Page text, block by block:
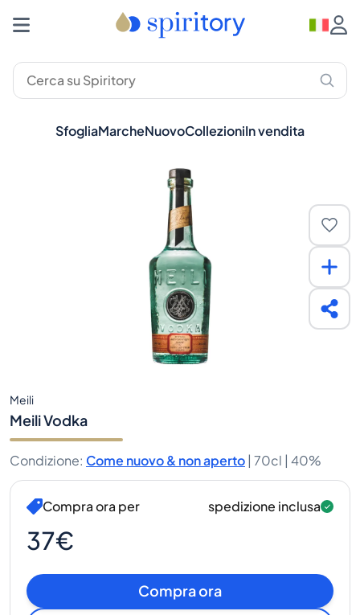
SfogliaMarcheNuovoCollezioniIn vendita
Meili
Meili Vodka
Condizione: Come nuovo & non aperto | 70cl | 40%
Compra ora per
37€
spedizione inclusa
Compra ora